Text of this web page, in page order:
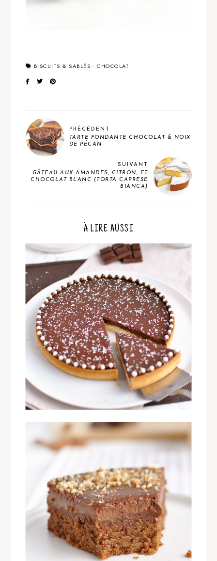
BISCUITS & SABLÉS · CHOCOLAT
PRÉCÉDENT
TARTE FONDANTE CHOCOLAT & NOIX
DE PÉCAN
SUIVANT
GÂTEAU AUX AMANDES, CITRON, ET
CHOCOLAT BLANC (TORTA CAPRESE
BIANCA)
À LIRE AUSSI